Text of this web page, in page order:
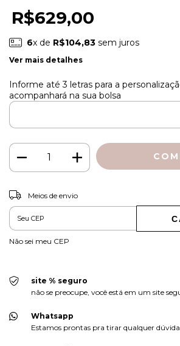
R$629,00
6x de R$104,83sem juros
Ver mais detalhes
Informe até 3 letras para a
acompanhará na sua bolsa
Entregas para o CEP:
Meios de envio
Não sei meu CEP
site % seguro
não se preocupe, você está em um site
Whatsapp
Estamos prontas pra tirar qualquer